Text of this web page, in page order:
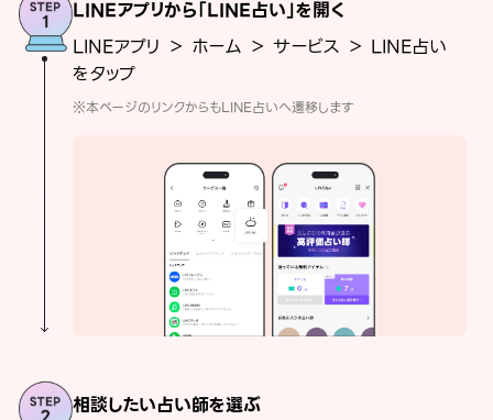
LINEアプリから「LINE占い」を開く
LINEアプリ ＞ ホーム ＞ サービス ＞ LINE占い
をタップ
※本ページのリンクからもLINE占いへ遷移します
相談したい占い師を選ぶ